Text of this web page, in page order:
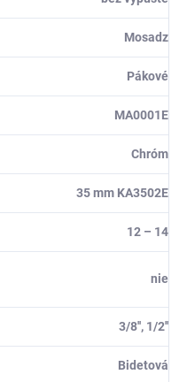
Mosadz
Pákové
MA0001E
Chróm
35 mm KA3502E
12 – 14
nie
3/8'', 1/2''
Bidetová